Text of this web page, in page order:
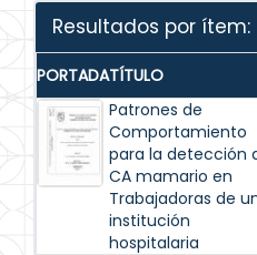
Resultados por ítem:
PORTADATÍTULO
Patrones de
Comportamiento
para la detección
CA mamario en
Trabajadoras de
institución
hospitalaria